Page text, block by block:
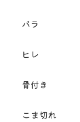
バラ
ヒレ
骨付き
こま切れ